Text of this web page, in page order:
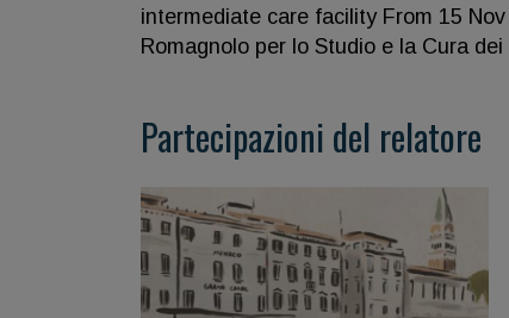
intermediate care facility From 15
Romagnolo per lo Studio e la Cura dei
Partecipazioni del relatore